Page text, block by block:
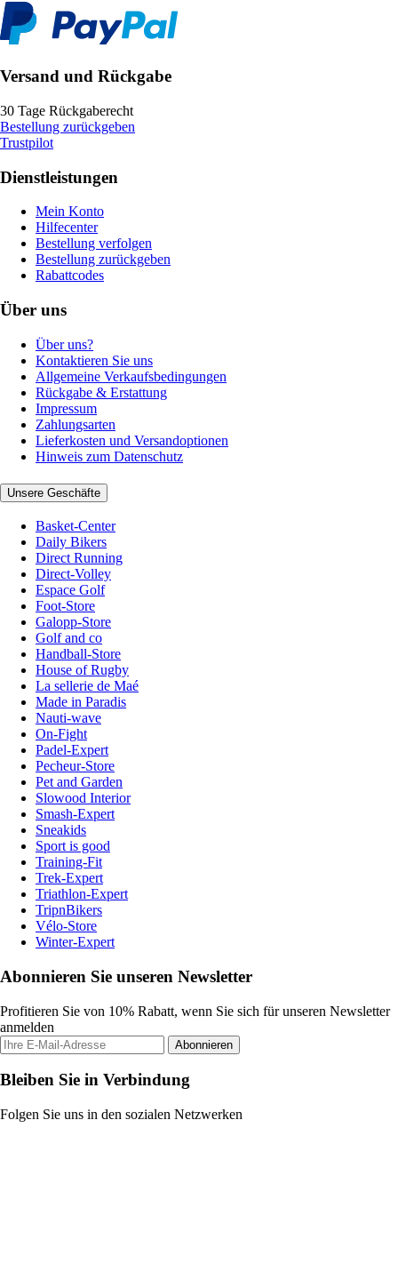
Versand und Rückgabe
30 Tage Rückgaberecht
Bestellung zurückgeben
Trustpilot
Dienstleistungen
Mein Konto
Hilfecenter
Bestellung verfolgen
Bestellung zurückgeben
Rabattcodes
Über uns
Über uns?
Kontaktieren Sie uns
Allgemeine Verkaufsbedingungen
Rückgabe & Erstattung
Impressum
Zahlungsarten
Lieferkosten und Versandoptionen
Hinweis zum Datenschutz
Unsere Geschäfte
Basket-Center
Daily Bikers
Direct Running
Direct-Volley
Espace Golf
Foot-Store
Galopp-Store
Golf and co
Handball-Store
House of Rugby
La sellerie de Maé
Made in Paradis
Nauti-wave
On-Fight
Padel-Expert
Pecheur-Store
Pet and Garden
Slowood Interior
Smash-Expert
Sneakids
Sport is good
Training-Fit
Trek-Expert
Triathlon-Expert
TripnBikers
Vélo-Store
Winter-Expert
Abonnieren Sie unseren Newsletter
Profitieren Sie von 10% Rabatt, wenn Sie sich für unseren Newsletter
anmelden
Abonnieren
Bleiben Sie in Verbindung
Folgen Sie uns in den sozialen Netzwerken